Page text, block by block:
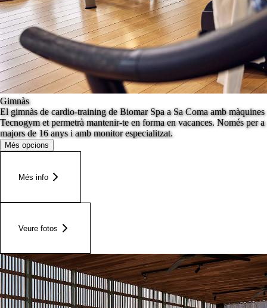
Gimnàs
El gimnàs de cardio-training de Biomar Spa a Sa Coma amb màquines
Tecnogym et permetrà mantenir-te en forma en vacances. Només per a
majors de 16 anys i amb monitor especialitzat.
Més opcions
Més info
Veure fotos